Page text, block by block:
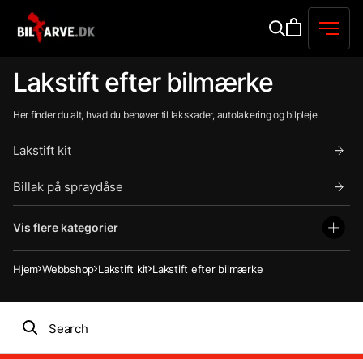
Lakstift efter bilmærke
Her finder du alt, hvad du behøver til lakskader, autolakering og bilpleje.
Lakstift kit
Billak på spraydåse
Vis flere kategorier
Hjem Webbshop Lakstift kit Lakstift efter bilmærke